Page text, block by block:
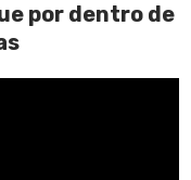
por dentro de